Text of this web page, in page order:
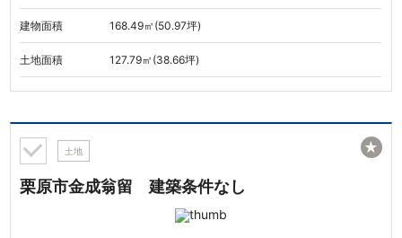
建物面積 168.49㎡(50.97坪)
土地面積 127.79㎡(38.66坪)
土地
栗原市金成翁留 建築条件なし
★